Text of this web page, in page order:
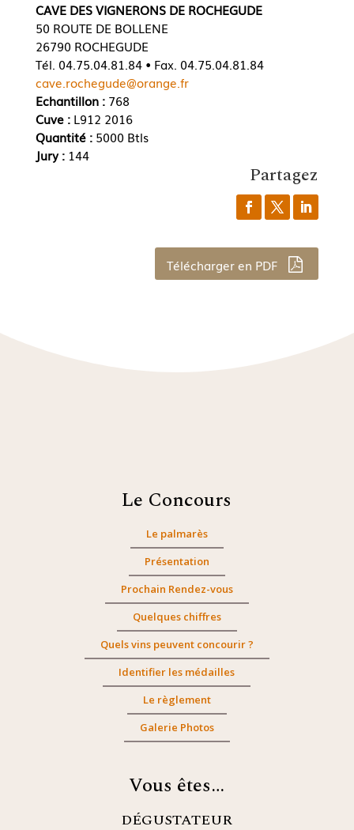
CAVE DES VIGNERONS DE ROCHEGUDE
50 ROUTE DE BOLLENE
26790 ROCHEGUDE
Tél. 04.75.04.81.84 • Fax. 04.75.04.81.84
cave.rochegude@orange.fr
Echantillon :768
Cuve : L912 2016
Quantité : 5000 Btls
Jury : 144
Partagez
Télécharger en PDF
Le Concours
Le palmarès
Présentation
Prochain Rendez-vous
Quelques chiffres
Quels vins peuvent concourir ?
Identifier les médailles
Le règlement
Galerie Photos
Vous êtes…
DÉGUSTATEUR